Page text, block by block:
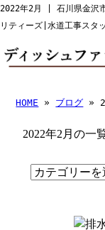
2022年2月 | 石川県金沢
リティーズ|水道工事スタ
HOME » ブログ »
2022年2月の一